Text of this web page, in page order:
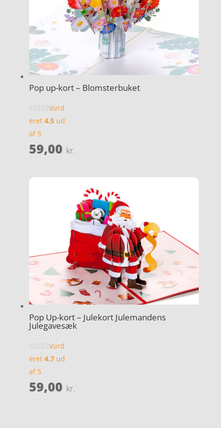
Pop up-kort – Blomsterbuket
Vurd
eret 4.5ud
af 5
59,00 kr.
Pop Up-kort – Julekort Julemandens
Julegavesæk
Vurd
eret 4.7ud
af 5
59,00 kr.